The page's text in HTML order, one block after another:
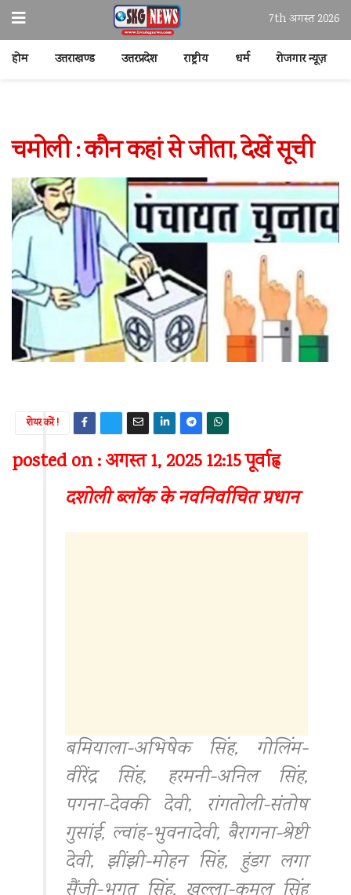
7th अगस्त 2026
होम उत्तराखण्ड उत्तरप्रदेश राष्ट्रीय धर्म रोजगार न्यूज़
चमोली : कौन कहां से जीता, देखें सूची
शेयर करें !
posted on : अगस्त 1, 2025 12:15 पूर्वाह्न
दशोली ब्लॉक के नवनिर्वाचित प्रधान
बमियाला-अभिषेक सिंह, गोलिंम-
वीरेंद्र सिंह, हरमनी-अनिल सिंह,
पगना-देवकी देवी, रांगतोली-संतोष
गुसांई, ल्वांह-भुवनादेवी, बैरागना-श्रेष्टी
देवी, झींझी-मोहन सिंह, हुंडग लगा